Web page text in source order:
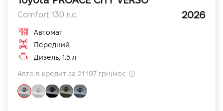
Comfort 130 л.с. 2026
Автомат
Передний
Дизель, 1.5 л
Авто в кредит за 21 197 грн/мес